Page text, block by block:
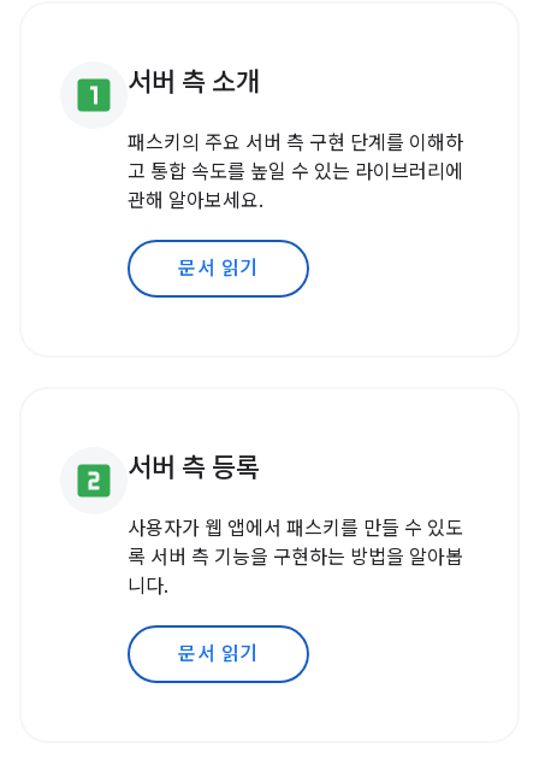
looks_one 서버 측 소개
패스키의 주요 서버 측 구현 단계를 이해하
고 통합 속도를 높일 수 있는 라이브러리에
관해 알아보세요.
문서 읽기
looks_two 서버 측 등록
사용자가 웹 앱에서 패스키를 만들 수 있도
록 서버 측 기능을 구현하는 방법을 알아봅
니다.
문서 읽기